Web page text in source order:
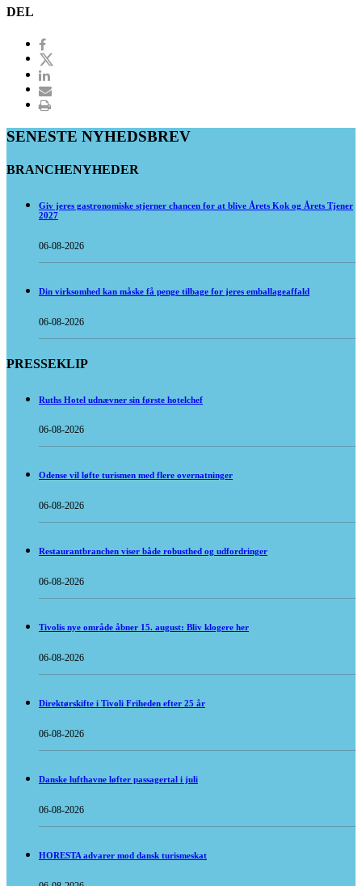
DEL
SENESTE NYHEDSBREV
BRANCHENYHEDER
Giv jeres gastronomiske stjerner chancen for at blive Årets Kok og Årets Tjener
2027
06-08-2026
Din virksomhed kan måske få penge tilbage for jeres emballageaffald
06-08-2026
PRESSEKLIP
Ruths Hotel udnævner sin første hotelchef
06-08-2026
Odense vil løfte turismen med flere overnatninger
06-08-2026
Restaurantbranchen viser både robusthed og udfordringer
06-08-2026
Tivolis nye område åbner 15. august: Bliv klogere her
06-08-2026
Direktørskifte i Tivoli Friheden efter 25 år
06-08-2026
Danske lufthavne løfter passagertal i juli
06-08-2026
HORESTA advarer mod dansk turismeskat